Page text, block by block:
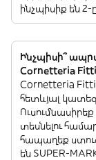
ինչպիսիք են
Ինչպիսի՞
Cornetteria
Cornetteria
հետևյալ
տեսնելու
հապաղեք
են SUPER-